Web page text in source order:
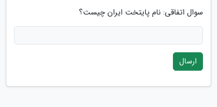
سوال اتفاقی: نام پایتخت ایران چیست؟
ارسال